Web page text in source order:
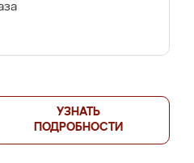
УЗНАТЬ
ПОДРОБНОСТИ